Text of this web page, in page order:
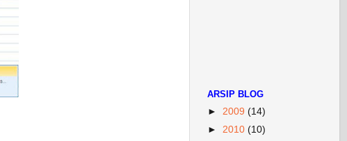
ARSIP BLOG
► 2009 (14)
► 2010 (10)